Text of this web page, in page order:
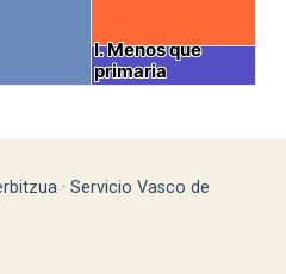
I. Menos que
primaria
I. Menos que
primaria